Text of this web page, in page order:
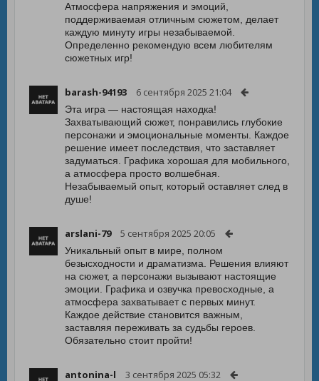
Атмосфера напряжения и эмоций,
поддерживаемая отличным сюжетом, делает
каждую минуту игры незабываемой.
Определенно рекомендую всем любителям
сюжетных игр!
barash-94193 6 сентября 2025 21:04
Эта игра — настоящая находка!
Захватывающий сюжет, понравились глубокие
персонажи и эмоциональные моменты. Каждое
решение имеет последствия, что заставляет
задуматься. Графика хорошая для мобильного,
а атмосфера просто волшебная.
Незабываемый опыт, который оставляет след в
душе!
arslani-79 5 сентября 2025 20:05
Уникальный опыт в мире, полном
безысходности и драматизма. Решения влияют
на сюжет, а персонажи вызывают настоящие
эмоции. Графика и озвучка превосходные, а
атмосфера захватывает с первых минут.
Каждое действие становится важным,
заставляя переживать за судьбы героев.
Обязательно стоит пройти!
antonina-l 3 сентября 2025 05:32